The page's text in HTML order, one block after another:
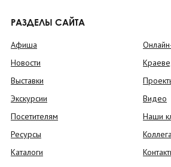
РАЗДЕЛЫ САЙТА
Афиша
Новости
Выставки
Экскурсии
Посетителям
Ресурсы
Каталоги
Видео
Наши